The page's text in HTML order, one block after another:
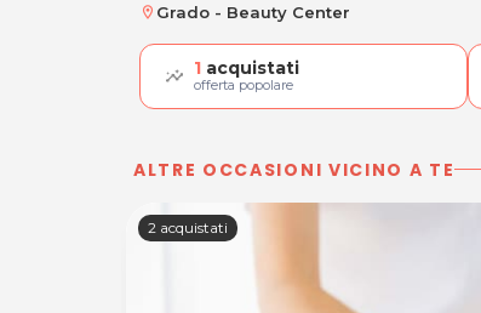
location_on Grado - Beauty Center
1 acquistati
offerta popolare
ALTRE OCCASIONI VICINO A TE
2 acquistati